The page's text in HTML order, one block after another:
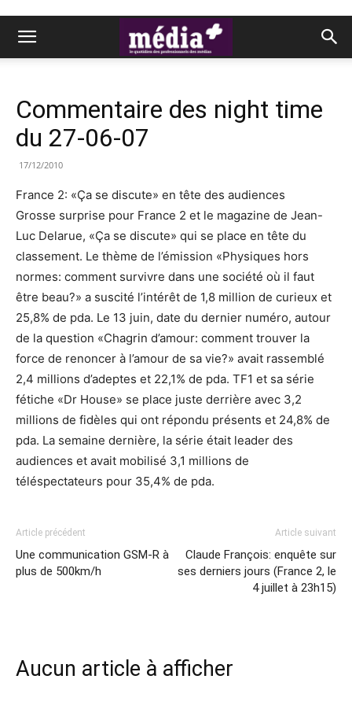
Commentaire des night time
du 27-06-07
17/12/2010
France 2: «Ça se discute» en tête des audiences
Grosse surprise pour France 2 et le magazine de Jean-
Luc Delarue, «Ça se discute» qui se place en tête du
classement. Le thème de l’émission «Physiques hors
normes: comment survivre dans une société où il faut
être beau?» a suscité l’intérêt de 1,8 million de curieux et
25,8% de pda. Le 13 juin, date du dernier numéro, autour
de la question «Chagrin d’amour: comment trouver la
force de renoncer à l’amour de sa vie?» avait rassemblé
2,4 millions d’adeptes et 22,1% de pda. TF1 et sa série
fétiche «Dr House» se place juste derrière avec 3,2
millions de fidèles qui ont répondu présents et 24,8% de
pda. La semaine dernière, la série était leader des
audiences et avait mobilisé 3,1 millions de
téléspectateurs pour 35,4% de pda.
Article précédent
Une communication GSM-R à
plus de 500km/h
Article suivant
Claude François: enquête sur
ses derniers jours (France 2, le
4 juillet à 23h15)
Aucun article à afficher